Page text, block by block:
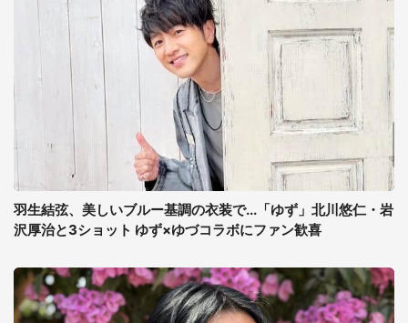
羽生結弦、美しいブルー基調の衣装で...「ゆず」北川悠仁・岩
沢厚治と3ショット ゆず×ゆづコラボにファン歓喜